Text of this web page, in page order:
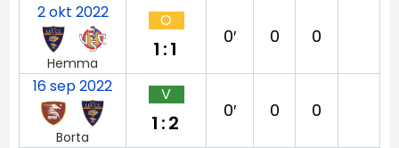
2 okt 2022
Hemma
O
1:1
0′ 0 0
16 sep 2022
Borta
V
1:2
0′ 0 0